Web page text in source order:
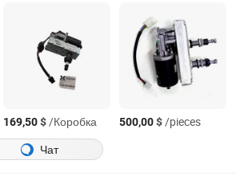
169,50$/Коробка 500,00$/pieces
Чат